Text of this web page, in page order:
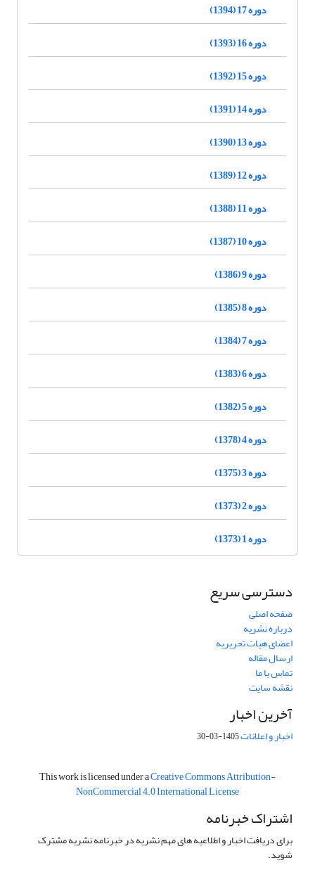
دوره 17 (1394)
دوره 16 (1393)
دوره 15 (1392)
دوره 14 (1391)
دوره 13 (1390)
دوره 12 (1389)
دوره 11 (1388)
دوره 10 (1387)
دوره 9 (1386)
دوره 8 (1385)
دوره 7 (1384)
دوره 6 (1383)
دوره 5 (1382)
دوره 4 (1378)
دوره 3 (1375)
دوره 2 (1373)
دوره 1 (1373)
دسترسی سریع
صفحه اصلی
درباره نشریه
اعضای هیات تحریریه
ارسال مقاله
تماس با ما
نقشه سایت
آخرین اخبار
اخبار و اعلانات1405-03-30
This work is licensed under aCreative Commons Attribution-
NonCommercial 4.0 International License
اشتراک خبرنامه
برای دریافت اخبار و اطلاعیه های مهم نشریه در خبرنامه نشریه مشترک
شوید.